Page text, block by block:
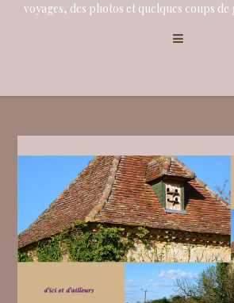
voyages, des photos et quelques coups de